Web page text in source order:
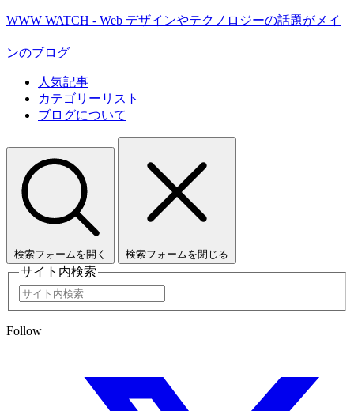
WWW WATCH - Web デザインやテクノロジーの話題がメイ
ンのブログ
人気記事
カテゴリーリスト
ブログについて
検索フォームを開く 検索フォームを閉じる
サイト内検索
Follow